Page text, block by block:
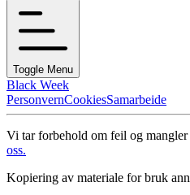
Toggle Menu
Black Week
PersonvernCookiesSamarbeide
Vi tar forbehold om feil og
oss.
Kopiering av materiale for bruk